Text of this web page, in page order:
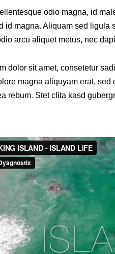
odio magna, id
id magna. Aliquam sed ligula
arcu aliquet metus, nec
dolor sit amet, consetetur
magna aliquyam erat,
rebum. Stet clita kasd